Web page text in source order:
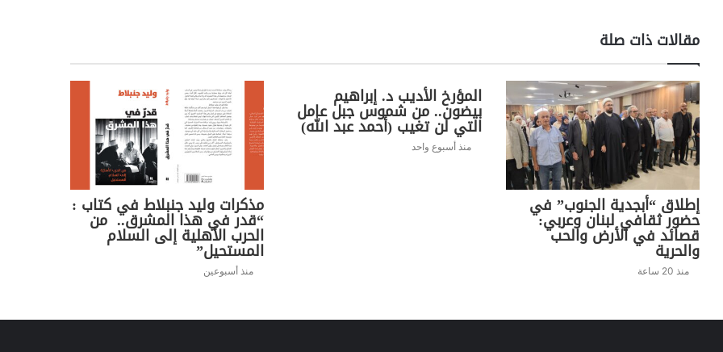
مقالات ذات صلة
إطلاق “أبجدية الجنوب” في
حضور ثقافي لبنان وعربي:
قصائد في الأرض والحب
والحرية
منذ 20 ساعة
المؤرخ الأديب د. إبراهيم
بيضون.. من شموس جبل عامل
التي لن تغيب (أحمد عبد الله)
منذ أسبوع واحد
مذكرات وليد جنبلاط في كتاب :
“قدر في هذا المشرق.. من
الحرب الأهلية إلى السلام
المستحيل”
منذ أسبوعين